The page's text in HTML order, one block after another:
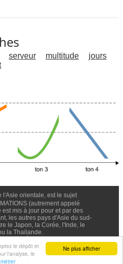
Ne plus afficher
le dépôt et
l'analyse, le
serveur multitude
jours
l'Asie orientale, est le sujet
(autrement appelé
mis à jour pour et par des
les autres pays d'Asie du sud-
le Japon, la Corée, l'Inde, le
la Thailande.
& Cookies
2026 - Tous droits réservés (depuis 2001)